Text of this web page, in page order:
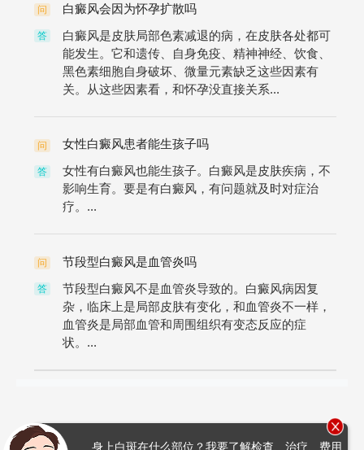
问 白癜风会因为怀孕扩散吗
答
白癜风是皮肤局部色素减退的病，在皮肤各处都可
能发生。它和遗传、自身免疫、精神神经、饮食、
黑色素细胞自身破坏、微量元素缺乏这些因素有
关。从这些因素看，和怀孕没直接关系...
问 女性白癜风患者能生孩子吗
答
女性有白癜风也能生孩子。白癜风是皮肤疾病，不
影响生育。要是有白癜风，有问题就及时对症治
疗。...
问 节段型白癜风是血管炎吗
答
节段型白癜风不是血管炎导致的。白癜风病因复
杂，临床上是局部皮肤有变化，和血管炎不一样，
血管炎是局部血管和周围组织有变态反应的症
状。...
身上白斑在什么部位？我要了解检查、治疗、费用